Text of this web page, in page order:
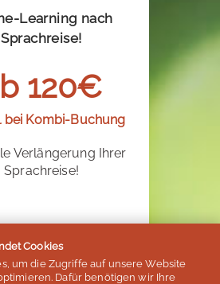
Learning nach
Sprachreise!
120€
bei Kombi-Buchung
Verlängerung Ihrer
Sprachreise!
Cookies
um die Zugriffe auf unsere Website
Dafür benötigen wir Ihre